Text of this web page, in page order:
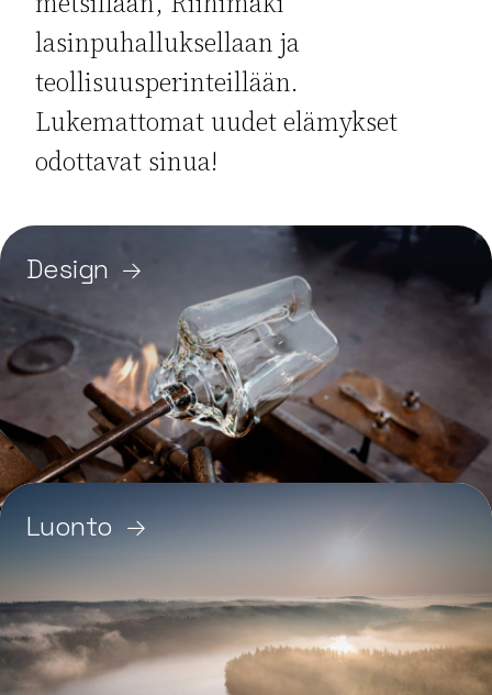
lasinpuhalluksellaan ja
teollisuusperinteillään.
Lukemattomat uudet elämykset
odottavat sinua!
Design
Luonto